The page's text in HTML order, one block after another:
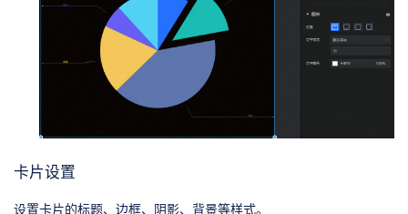
卡片设置
设置卡片的标题、边框、阴影、背景等样式。